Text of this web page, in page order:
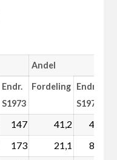
Andel
Endr.
S1973
Fordeling Endr.
S1973
147 41,2 4,4
173 21,1 8,9